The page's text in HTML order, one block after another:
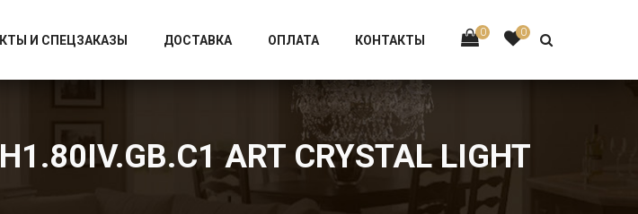
0 0
И СПЕЦЗАКАЗЫ ДОСТАВКА ОПЛАТА КОНТАКТЫ
ART CRYSTAL LIGHT